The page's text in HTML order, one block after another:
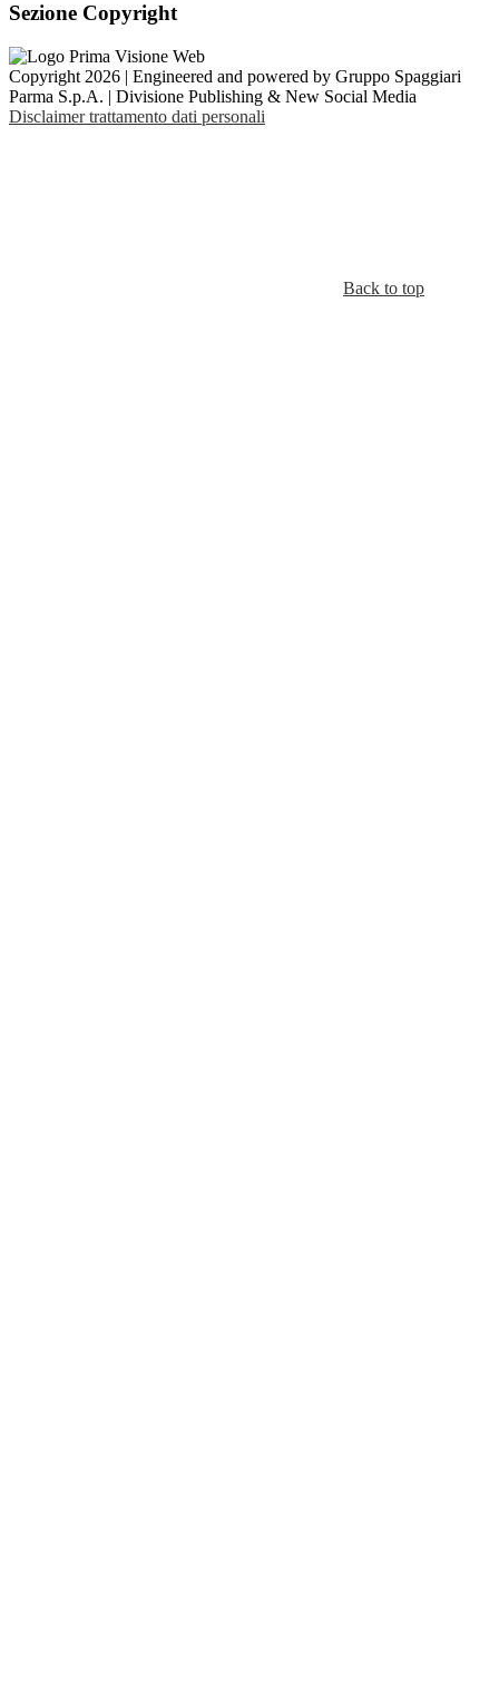
Sezione Copyright
Copyright 2026 | Engineered and powered by Gruppo Spaggiari
Parma S.p.A. | Divisione Publishing & New Social Media
Disclaimer trattamento dati personali
Back to top